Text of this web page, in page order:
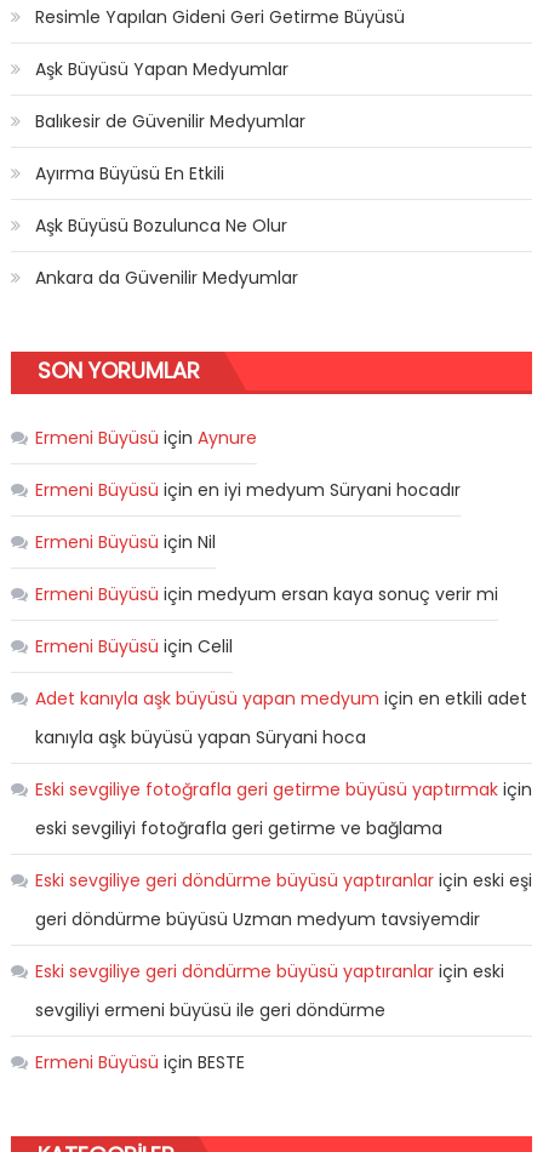
Resimle Yapılan Gideni Geri Getirme Büyüsü
Aşk Büyüsü Yapan Medyumlar
Balıkesir de Güvenilir Medyumlar
Ayırma Büyüsü En Etkili
Aşk Büyüsü Bozulunca Ne Olur
Ankara da Güvenilir Medyumlar
SON YORUMLAR
Ermeni Büyüsü için Aynure
Ermeni Büyüsü için en iyi medyum Süryani hocadır
Ermeni Büyüsü için Nil
Ermeni Büyüsü için medyum ersan kaya sonuç verir mi
Ermeni Büyüsü için Celil
Adet kanıyla aşk büyüsü yapan medyum için en etkili adet
kanıyla aşk büyüsü yapan Süryani hoca
Eski sevgiliye fotoğrafla geri getirme büyüsü yaptırmakiçin
eski sevgiliyi fotoğrafla geri getirme ve bağlama
Eski sevgiliye geri döndürme büyüsü yaptıranlariçin eski eşi
geri döndürme büyüsü Uzman medyum tavsiyemdir
Eski sevgiliye geri döndürme büyüsü yaptıranlariçin eski
sevgiliyi ermeni büyüsü ile geri döndürme
Ermeni Büyüsü için BESTE